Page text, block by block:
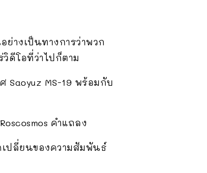
ย่างเป็นทางการว่าพวก
ดีโอที่ว่าไปก็ตาม
Saoyuz MS-19 พร้อมกับ
คำแถลง
ปลี่ยนของความสัมพันธ์